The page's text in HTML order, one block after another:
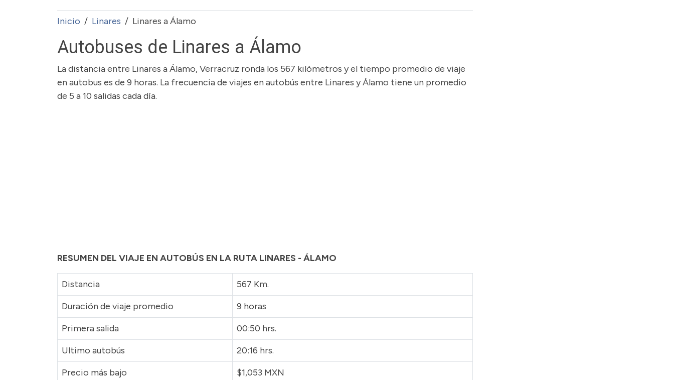
Inicio Linares Linares a Álamo
Autobuses de Linares a Álamo
La distancia entre Linares a Álamo, Verracruz ronda los 567 kilómetros y el tiempo promedio de viaje
en autobus es de 9 horas. La frecuencia de viajes en autobús entre Linares y Álamo tiene un promedio
de 5 a 10 salidas cada día.
RESUMEN DEL VIAJE EN AUTOBÚS EN LA RUTA LINARES - ÁLAMO
Distancia
567 Km.
Duración de viaje promedio
9 horas
Primera salida
00:50 hrs.
Ultimo autobús
20:16 hrs.
Precio más bajo
$1,053 MXN